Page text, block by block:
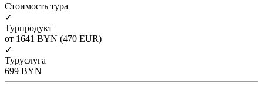
Cтоимость тура
✓
Турпродукт
от 1641 BYN (470 EUR)
✓
Туруслуга
699 BYN